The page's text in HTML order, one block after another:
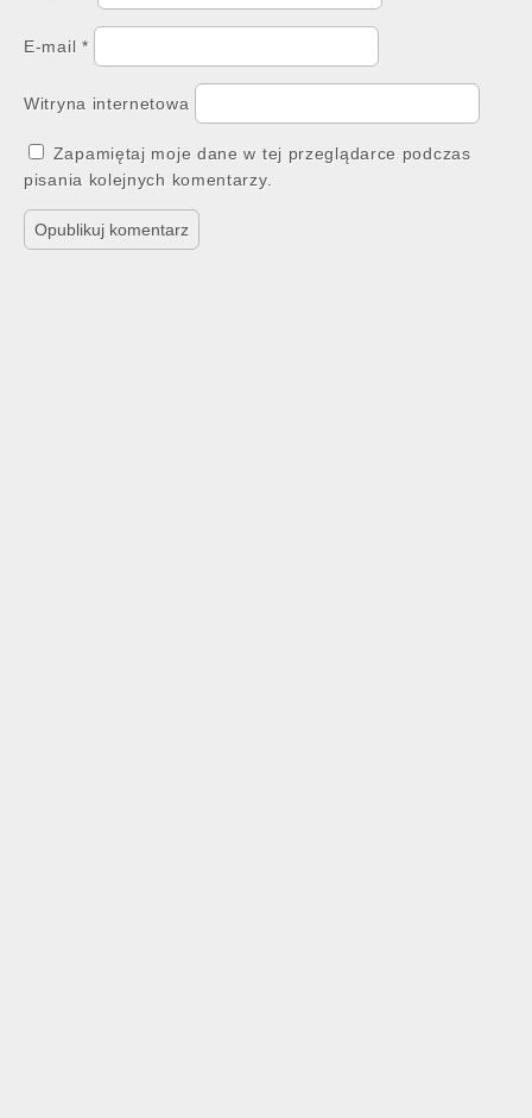
E-mail *
Witryna internetowa
Zapamiętaj moje dane w tej przeglądarce podczas
pisania kolejnych komentarzy.